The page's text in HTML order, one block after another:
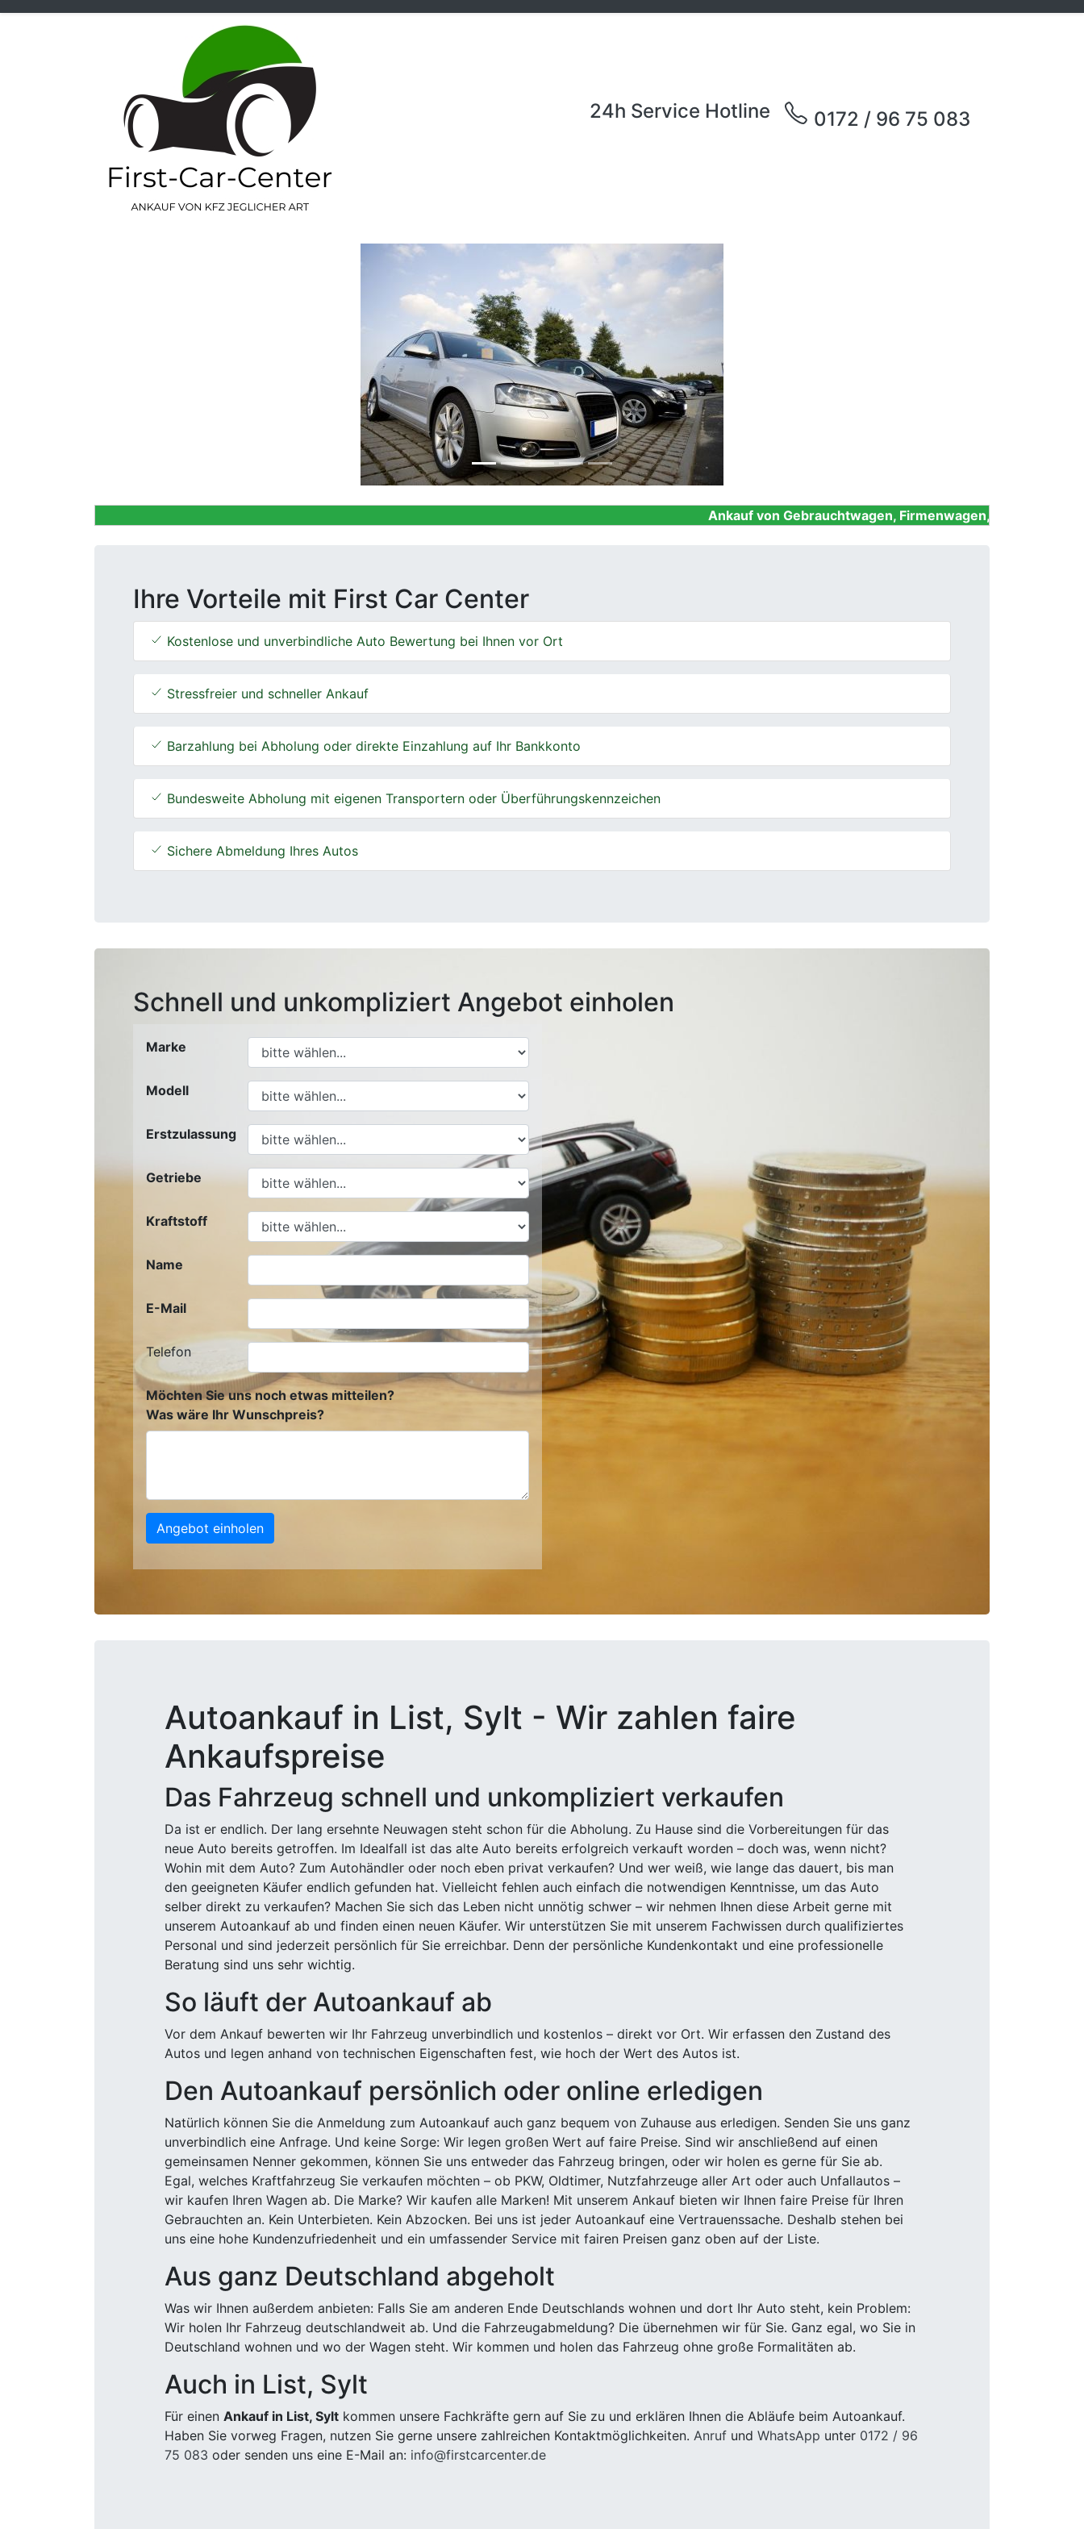
24h Service Hotline 0172 / 96 75 083
Ankauf von Gebrauchtwagen, Firmenwagen, Unfallwagen,
Ihre Vorteile mit First Car Center
Kostenlose und unverbindliche Auto Bewertung bei Ihnen vor Ort
Stressfreier und schneller Ankauf
Barzahlung bei Abholung oder direkte Einzahlung auf Ihr Bankkonto
Bundesweite Abholung mit eigenen Transportern oder Überführungskennzeichen
Sichere Abmeldung Ihres Autos
Schnell und unkompliziert Angebot einholen
Marke
Modell
Erstzulassung
Getriebe
Kraftstoff
Name
E-Mail
Telefon
Möchten Sie uns noch etwas mitteilen?
Was wäre Ihr Wunschpreis?
Angebot einholen
Autoankauf in List, Sylt - Wir zahlen faire
Ankaufspreise
Das Fahrzeug schnell und unkompliziert verkaufen
Da ist er endlich. Der lang ersehnte Neuwagen steht schon für die Abholung. Zu Hause sind die Vorbereitungen für das
neue Auto bereits getroffen. Im Idealfall ist das alte Auto bereits erfolgreich verkauft worden – doch was, wenn nicht?
Wohin mit dem Auto? Zum Autohändler oder noch eben privat verkaufen? Und wer weiß, wie lange das dauert, bis man
den geeigneten Käufer endlich gefunden hat. Vielleicht fehlen auch einfach die notwendigen Kenntnisse, um das Auto
selber direkt zu verkaufen? Machen Sie sich das Leben nicht unnötig schwer – wir nehmen Ihnen diese Arbeit gerne mit
unserem Autoankauf ab und finden einen neuen Käufer. Wir unterstützen Sie mit unserem Fachwissen durch qualifiziertes
Personal und sind jederzeit persönlich für Sie erreichbar. Denn der persönliche Kundenkontakt und eine professionelle
Beratung sind uns sehr wichtig.
So läuft der Autoankauf ab
Vor dem Ankauf bewerten wir Ihr Fahrzeug unverbindlich und kostenlos – direkt vor Ort. Wir erfassen den Zustand des
Autos und legen anhand von technischen Eigenschaften fest, wie hoch der Wert des Autos ist.
Den Autoankauf persönlich oder online erledigen
Natürlich können Sie die Anmeldung zum Autoankauf auch ganz bequem von Zuhause aus erledigen. Senden Sie uns ganz
unverbindlich eine Anfrage. Und keine Sorge: Wir legen großen Wert auf faire Preise. Sind wir anschließend auf einen
gemeinsamen Nenner gekommen, können Sie uns entweder das Fahrzeug bringen, oder wir holen es gerne für Sie ab.
Egal, welches Kraftfahrzeug Sie verkaufen möchten – ob PKW, Oldtimer, Nutzfahrzeuge aller Art oder auch Unfallautos –
wir kaufen Ihren Wagen ab. Die Marke? Wir kaufen alle Marken! Mit unserem Ankauf bieten wir Ihnen faire Preise für Ihren
Gebrauchten an. Kein Unterbieten. Kein Abzocken. Bei uns ist jeder Autoankauf eine Vertrauenssache. Deshalb stehen bei
uns eine hohe Kundenzufriedenheit und ein umfassender Service mit fairen Preisen ganz oben auf der Liste.
Aus ganz Deutschland abgeholt
Was wir Ihnen außerdem anbieten: Falls Sie am anderen Ende Deutschlands wohnen und dort Ihr Auto steht, kein Problem:
Wir holen Ihr Fahrzeug deutschlandweit ab. Und die Fahrzeugabmeldung? Die übernehmen wir für Sie. Ganz egal, wo Sie in
Deutschland wohnen und wo der Wagen steht. Wir kommen und holen das Fahrzeug ohne große Formalitäten ab.
Auch in List, Sylt
Für einen Ankauf in List, Sylt kommen unsere Fachkräfte gern auf Sie zu und erklären Ihnen die Abläufe beim Autoankauf.
Haben Sie vorweg Fragen, nutzen Sie gerne unsere zahlreichen Kontaktmöglichkeiten. Anruf und WhatsApp unter 0172 / 96
75 083 oder senden uns eine E-Mail an: info@firstcarcenter.de